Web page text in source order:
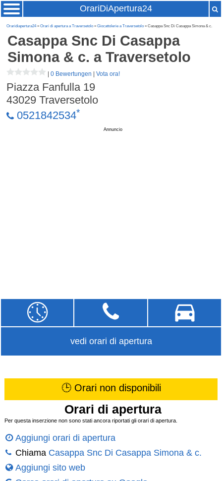
OrariDiApertura24
Oraridiapertura24»Orari di apertura a Traversetolo »Giocattolerie a Traversetolo » Casappa Snc Di Casappa Simona & c.
Casappa Snc Di Casappa
Simona & c. a Traversetolo
|0 Bewertungen |Vota ora!
Piazza Fanfulla 19
43029 Traversetolo
0521842534*
Annuncio
vedi orari di apertura
🕒 Orari non disponibili
Orari di apertura
Per questa inserzione non sono stati ancora riportati gli orari di apertura.
Aggiungi orari di apertura
Chiama Casappa Snc Di Casappa Simona & c.
Aggiungi sito web